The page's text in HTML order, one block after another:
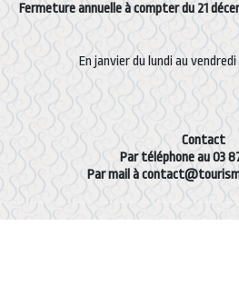
Fermeture annuelle à compter du 21
En janvier du lundi au
Contact
Par téléphone au 03
Par mail à